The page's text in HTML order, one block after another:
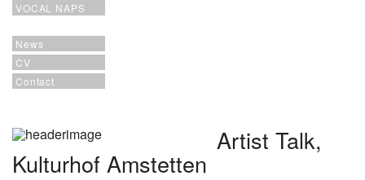
VOCAL NAPS
News
CV
Contact
Artist Talk,
Kulturhof Amstetten